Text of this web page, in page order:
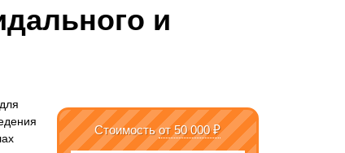
рецензии
и
Стоимостьот 50 000 ₽